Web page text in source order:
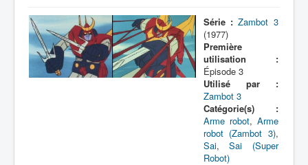
Séries
Films
COSAA
Série : Zambot 3
(1977)
Première
utilisation :
Épisode 3
Utilisé par :
Zambot 3
Catégorie(s) :
Arme robot, Arme
robot (Zambot 3),
Sai,Sai (Super
Robot)